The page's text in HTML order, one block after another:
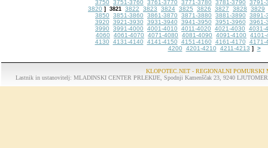
3750 3751-3760 3761-3770 3771-3780 3781-3790
3791-
3820 ] 3821 3822 3823 3824 3825 3826 3827 3828
3829
3850
3851-3860 3861-3870 3871-3880 3881-3890
3891-
3920
3921-3930 3931-3940 3941-3950 3951-3960
3961-
3990
3991-4000 4001-4010 4011-4020 4021-4030
4031-
4060
4061-4070 4071-4080 4081-4090 4091-4100
4101-
4130
4131-4140 4141-4150 4151-4160 4161-4170
4171-
4200
4201-4210 4211-4213 ] >
KLOPOTEC.NET - REGIONALNI POMURSKI
Lastnik in ustanovitelj: MLADINSKI CENTER PRLEKIJE, Spodnji Kamenščak 23, 9240